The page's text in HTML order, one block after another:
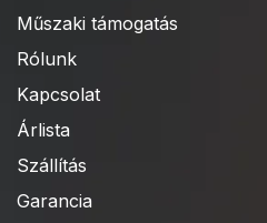
Műszaki támogatás
Rólunk
Kapcsolat
Árlista
Szállítás
Garancia